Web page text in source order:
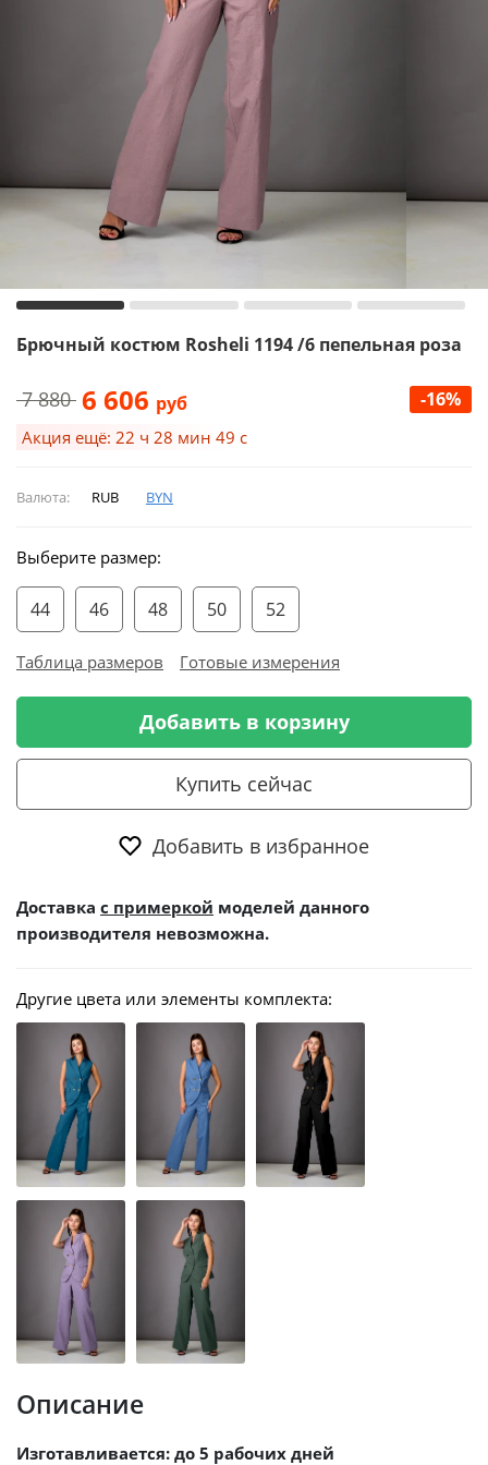
Брючный костюм Rosheli 1194 /6 пепельная роза
7 880 6 606 руб -16%
Акция ещё: 22 ч 28 мин 48 с
Валюта: RUB BYN
Выберите размер:
44 46 48 50 52
Таблица размеров Готовые измерения
Добавить в корзину
Купить сейчас
Добавить в избранное
Доставка с примеркой моделей данного
производителя невозможна.
Другие цвета или элементы комплекта:
Описание
Изготавливается: до 5 рабочих дней